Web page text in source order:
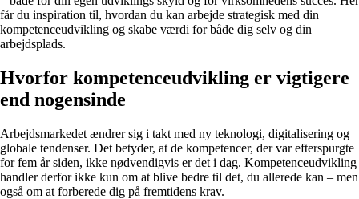
får du inspiration til, hvordan du kan arbejde strategisk med din
kompetenceudvikling og skabe værdi for både dig selv og din
arbejdsplads.
Hvorfor kompetenceudvikling er vigtigere
end nogensinde
Arbejdsmarkedet ændrer sig i takt med ny teknologi, digitalisering og
globale tendenser. Det betyder, at de kompetencer, der var efterspurgte
for fem år siden, ikke nødvendigvis er det i dag. Kompetenceudvikling
handler derfor ikke kun om at blive bedre til det, du allerede kan – men
også om at forberede dig på fremtidens krav.